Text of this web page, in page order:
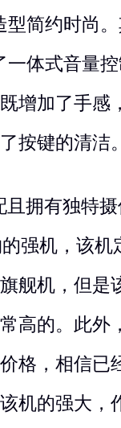
型简约时尚
一体式音量
增加了手感
按键的清洁
且拥有独特
强机，该
舰机，但是
高的。此外
格，相信已
机的强大，